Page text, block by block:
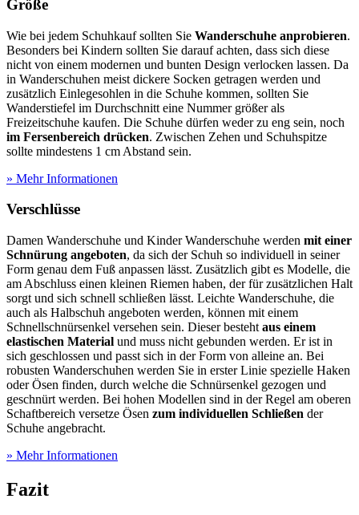
Größe
Wie bei jedem Schuhkauf sollten Sie Wanderschuhe anprobieren.
Besonders bei Kindern sollten Sie darauf achten, dass sich diese
nicht von einem modernen und bunten Design verlocken lassen. Da
in Wanderschuhen meist dickere Socken getragen werden und
zusätzlich Einlegesohlen in die Schuhe kommen, sollten Sie
Wanderstiefel im Durchschnitt eine Nummer größer als
Freizeitschuhe kaufen. Die Schuhe dürfen weder zu eng sein, noch
im Fersenbereich drücken. Zwischen Zehen und Schuhspitze
sollte mindestens 1 cm Abstand sein.
» Mehr Informationen
Verschlüsse
Damen Wanderschuhe und Kinder Wanderschuhe werden mit einer
Schnürung angeboten, da sich der Schuh so individuell in seiner
Form genau dem Fuß anpassen lässt. Zusätzlich gibt es Modelle, die
am Abschluss einen kleinen Riemen haben, der für zusätzlichen Halt
sorgt und sich schnell schließen lässt. Leichte Wanderschuhe, die
auch als Halbschuh angeboten werden, können mit einem
Schnellschnürsenkel versehen sein. Dieser besteht aus einem
elastischen Material und muss nicht gebunden werden. Er ist in
sich geschlossen und passt sich in der Form von alleine an. Bei
robusten Wanderschuhen werden Sie in erster Linie spezielle Haken
oder Ösen finden, durch welche die Schnürsenkel gezogen und
geschnürt werden. Bei hohen Modellen sind in der Regel am oberen
Schaftbereich versetze Ösen zum individuellen Schließen der
Schuhe angebracht.
» Mehr Informationen
Fazit